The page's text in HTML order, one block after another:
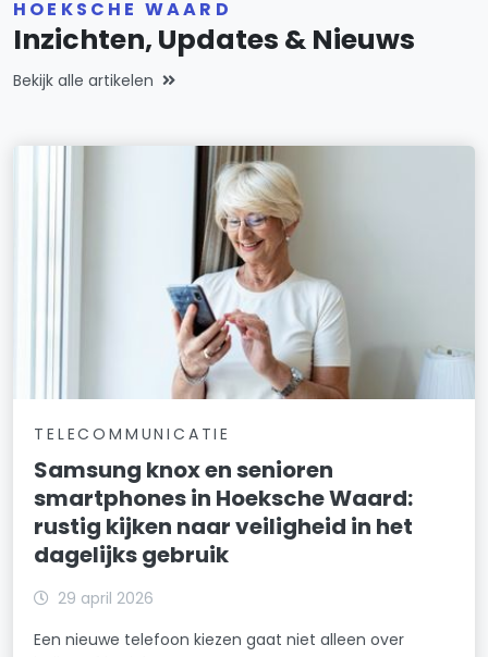
HOEKSCHE WAARD
Inzichten, Updates & Nieuws
Bekijk alle artikelen
TELECOMMUNICATIE
Samsung knox en senioren
smartphones in Hoeksche Waard:
rustig kijken naar veiligheid in het
dagelijks gebruik
29 april 2026
Een nieuwe telefoon kiezen gaat niet alleen over